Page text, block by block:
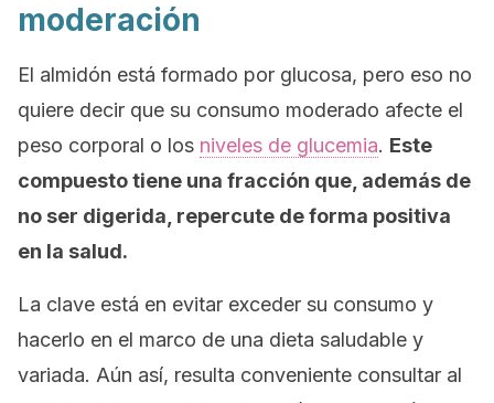
moderación
El almidón está formado por glucosa, pero eso no
quiere decir que su consumo moderado afecte el
peso corporal o los niveles de glucemia. Este
compuesto tiene una fracción que, además de
no ser digerida, repercute de forma positiva
en la salud.
La clave está en evitar exceder su consumo y
hacerlo en el marco de una dieta saludable y
variada. Aún así, resulta conveniente consultar al